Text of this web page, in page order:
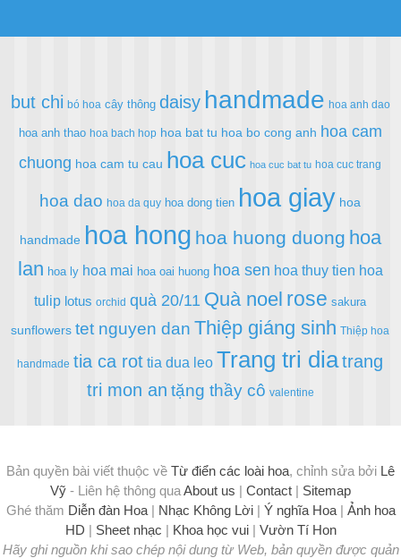
but chi bó hoa cây thông daisy handmade hoa anh dao
hoa anh thao hoa bach hop hoa bat tu hoa bo cong anh hoa cam
chuong hoa cam tu cau hoa cuc hoa cuc bat tu hoa cuc trang
hoa dao hoa da quy hoa dong tien hoa giay hoa
handmade hoa hong hoa huong duong hoa
lan hoa ly hoa mai hoa oai huong hoa sen hoa thuy tien hoa
tulip lotus orchid quà 20/11 Quà noel rose sakura
sunflowers tet nguyen dan Thiệp giáng sinh Thiệp hoa
handmade tia ca rot tia dua leo Trang tri diatrang
tri mon an tặng thầy cô valentine
Bản quyền bài viết thuộc về Từ điển các loài hoa, chỉnh sửa bởi Lê
Vỹ - Liên hệ thông quaAbout us | Contact | Sitemap
Ghé thăm Diễn đàn Hoa| Nhạc Không Lời| Ý nghĩa Hoa| Ảnh hoa
HD | Sheet nhạc | Khoa học vui| Vườn Tí Hon
Hãy ghi nguồn khi sao chép nội dung từ Web, bản quyền được quản